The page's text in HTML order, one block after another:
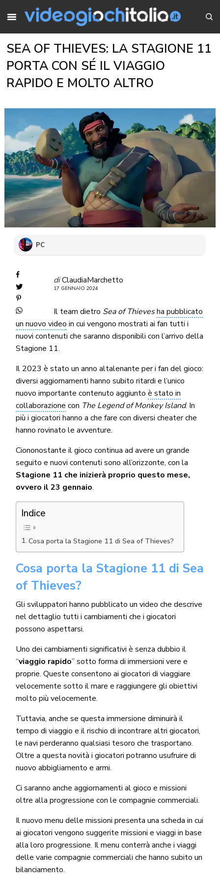
SEA OF THIEVES: LA STAGIONE 11
PORTA CON SÉ IL VIAGGIO
RAPIDO E MOLTO ALTRO
PC
diClaudiaMarchetto
17 GENNAIO 2024
Il team dietro Sea of Thievesha pubblicato
un nuovo video in cui vengono mostrati ai fan tutti i
nuovi contenuti che saranno disponibili con l’arrivo della
Stagione 11.
Il 2023 è stato un anno altalenante per i fan del gioco:
diversi aggiornamenti hanno subito ritardi e l’unico
nuovo importante contenuto aggiuntoè stato in
collaborazione con The Legend of Monkey Island. In
più i giocatori hanno a che fare con diversi cheater che
hanno rovinato le avventure.
Ciononostante il gioco continua ad avere un grande
seguito e nuovi contenuti sono all’orizzonte, con la
Stagione 11 che inizierà proprio questo mese,
ovvero il 23 gennaio.
Indice
Cosa porta la Stagione 11 di Sea of Thieves?
Cosa porta la Stagione 11 di Sea
of Thieves?
Gli sviluppatori hanno pubblicato un video che descrive
nel dettaglio tutti i cambiamenti che i giocatori
possono aspettarsi.
Uno dei cambiamenti significativi è senza dubbio il
“viaggio rapido” sotto forma di immersioni vere e
proprie. Queste consentono ai giocatori di viaggiare
velocemente sotto il mare e raggiungere gli obiettivi
molto più velocemente.
Tuttavia, anche se questa immersione diminuirà il
tempo di viaggio e il rischio di incontrare altri giocatori,
le navi perderanno qualsiasi tesoro che trasportano.
Oltre a questa novità i giocatori potranno usufruire di
nuovo abbigliamento e armi.
Ci saranno anche aggiornamenti al gioco e missioni
oltre alla progressione con le compagnie commerciali.
Il nuovo menu delle missioni presenta una scheda in cui
ai giocatori vengono suggerite missioni e viaggi in base
alla loro progressione. Il menu conterrà anche i viaggi
delle varie compagnie commerciali che hanno subito un
bilanciamento.